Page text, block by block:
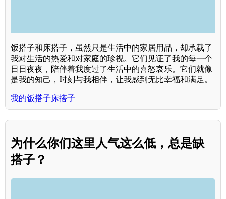
饭搭子和床搭子，虽然只是生活中的家居用品，却承载了
我对生活的热爱和对家庭的珍视。它们见证了我的每一个
日日夜夜，陪伴着我度过了生活中的喜怒哀乐。它们就像
是我的知己，时刻与我相伴，让我感到无比幸福和满足。
我的饭搭子床搭子
为什么你们这里人气这么低，总是缺
搭子？